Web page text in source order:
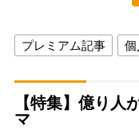
プレミアム記事 個
【特集】億り人
マ